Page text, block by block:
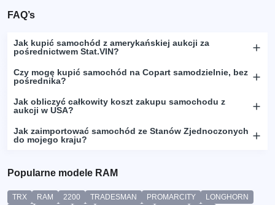
FAQ’s
Jak kupić samochód z amerykańskiej aukcji za
pośrednictwem Stat.VIN?
Czy mogę kupić samochód na Copart samodzielnie, bez
pośrednika?
Jak obliczyć całkowity koszt zakupu samochodu z
aukcji w USA?
Jak zaimportować samochód ze Stanów Zjednoczonych
do mojego kraju?
Popularne modele RAM
TRX RAM 2200 TRADESMAN PROMARCITY
LONGHORN